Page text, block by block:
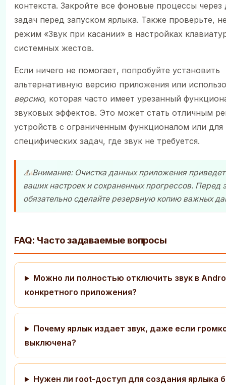
контекста. Закройте все фоновые процессы через
задач перед запуском ярлыка. Также проверьте,
режим «Звук при касании» в настройках
системных жестов.
Если ничего не помогает, попробуйте установить
альтернативную версию приложения или
версию, которая часто имеет урезанный
звуковых эффектов. Это может стать отличным
устройств с ограниченным функционалом или для
специфических задач, где звук не требуется.
⚠️ Внимание: Очистка данных приложения приведет
ваших настроек и сохраненных прогрессов. Перед
обязательно сделайте резервную копию важных
FAQ: Часто задаваемые вопросы
Можно ли полностью отключить звук в
конкретного приложения?
Почему ярлык издает звук, даже если
выключена?
Нужен ли root-доступ для создания ярлыка